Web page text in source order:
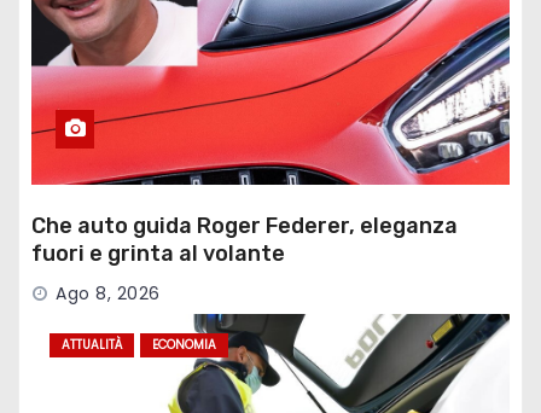
Che auto guida Roger Federer, eleganza
fuori e grinta al volante
Ago 8, 2026
ATTUALITÀ ECONOMIA